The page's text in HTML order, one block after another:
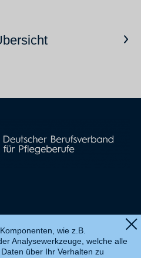
Nächster Artikel
wie z.B.
Analysewerkzeuge, welche alle
über Ihr Verhalten zu